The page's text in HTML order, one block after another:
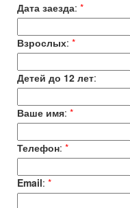
Дата заезда: *
Взрослых: *
Детей до 12 лет:
Ваше имя: *
Телефон: *
Email: *